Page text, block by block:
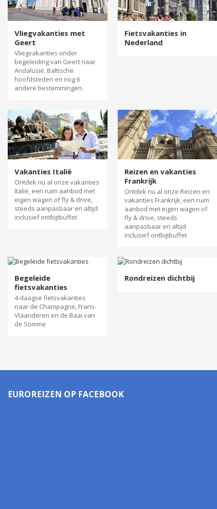
Vliegvakanties met
Geert
Vliegvakanties onder
begeleiding van Geert naar
Andalusië, Baltische
hoofdsteden en nog 6
andere bestemmingen.
Fietsvakanties in
Nederland
Vakanties Italië
Ontdek nu al onze vakanties
Italië, een ruim aanbod met
eigen wagen of fly & drive,
steeds aanpasbaar en altijd
inclusief ontbijtbuffet
Reizen en vakanties
Frankrijk
Ontdek nu al onze Reizen en
vakanties Frankrijk, een ruim
aanbod met eigen wagen of
fly & drive, steeds
aanpasbaar en altijd
inclusief ontbijtbuffet
Begeleide
fietsvakanties
4-daagse fietsvakanties
naar de Champagne, Frans-
Vlaanderen en de Baai van
de Somme
Rondreizen dichtbij
EUROREIZEN OP FACEBOOK